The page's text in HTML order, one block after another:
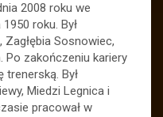
2008 roku we
roku. Był
Zagłębia Sosnowiec,
Po zakończeniu kariery
Był
Miedzi Legnica i
pracował w